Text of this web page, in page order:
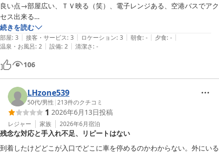
良い点→部屋広い、ＴＶ映る（笑）、電子レンジある、空港バスでアク
セス出来る
気になる点→和式トイレ個室一箇所のみ、wifiなし→旅館にはあるので
入浴時に使うのは可能、部屋により椅子なし、ドア開閉音がけっこう響
く、隣接旅館の風呂は広くないので、夕飯前は混む。空港バスは空港行
きは定時だが、市内行は飛行機到着に左右され当てにならない→夕方の
市内線一本は大丈夫
ここに泊まるなら多少心構えあると思うが、鉄分以外は湯治宿に近い→
料金もそれなりで隣接旅館の素泊まりより高いくらい。
続きを読む
部屋: 3 | 接客・サービス: 3 | ロケーション: 3 | 朝食: - | 夕食: - |
温泉・お風呂: 2 | 設備: 2 | 清潔さ: -
106
LHzone539
50代/男性 |213件のクチコミ
1 2026年6月13日投稿
レジャー 家族 2026年6月宿泊
残念な対応と手入れ不足、リピートはない
到着したけどどこが入口でどこに車を停めるのかわからない。外にいる